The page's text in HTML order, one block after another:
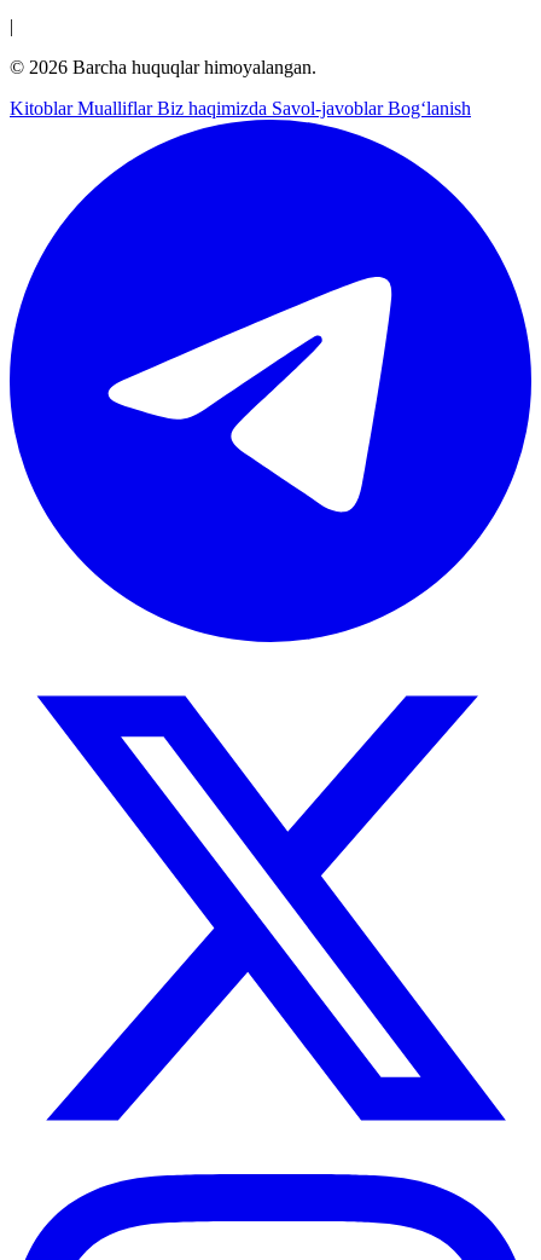
|
© 2026 Barcha huquqlar himoyalangan.
KitoblarMualliflarBiz haqimizda Savol-javoblarBog‘lanish